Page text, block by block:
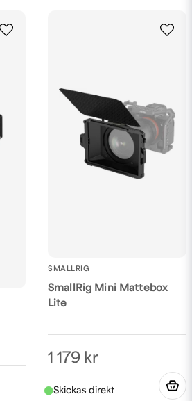
SMALLRIG
SmallRig Mini Mattebox
Lite
1 179 kr